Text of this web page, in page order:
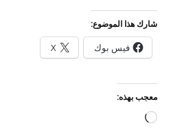
شارك هذا الموضوع:
فيس بوك X
معجب بهذه:
جاري